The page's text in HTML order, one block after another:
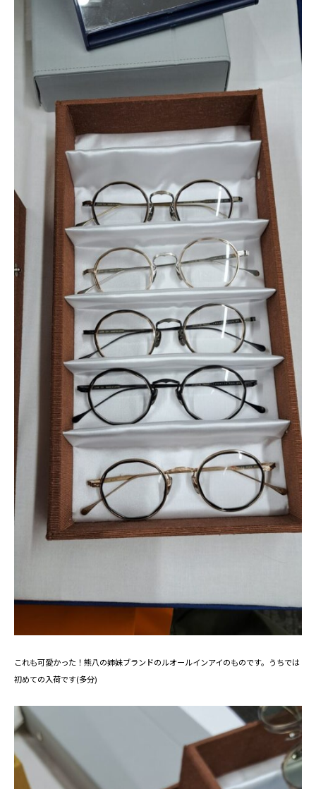
これも可愛かった！熊八の姉妹ブランドのルオールインアイのものです。うちでは
初めての入荷です(多分)